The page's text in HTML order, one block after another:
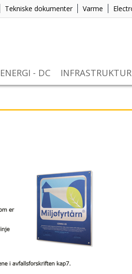
Tekniske dokumenter Varme
ENERGI - DC INFRASTRUKTUR